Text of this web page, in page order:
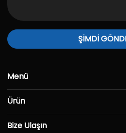
ŞİMDİ
Menü
Ürün
Bize Ulaşın